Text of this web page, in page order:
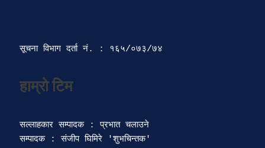
सूचना विभाग दर्ता‍ नं. : १६५/०७३/७४
हाम्रो टिम
सल्लाहकार सम्पादक : प्रभात चलाउने
सम्पादक : संजीप घिमिरे 'शुभचिन्तक'